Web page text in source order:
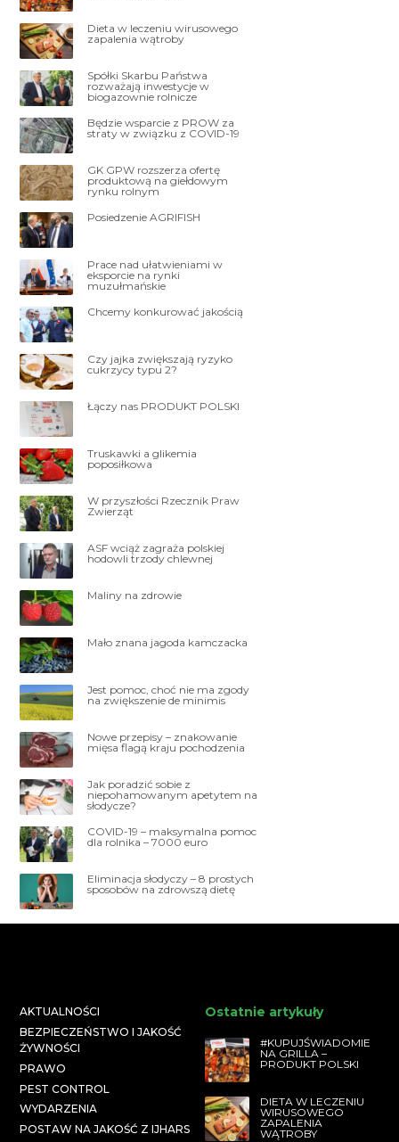
Dieta w leczeniu wirusowego
zapalenia wątroby
Spółki Skarbu Państwa
rozważają inwestycje w
biogazownie rolnicze
Będzie wsparcie z PROW za
straty w związku z COVID-19
GK GPW rozszerza ofertę
produktową na giełdowym
rynku rolnym
Posiedzenie AGRIFISH
Prace nad ułatwieniami w
eksporcie na rynki
muzułmańskie
Chcemy konkurować jakością
Czy jajka zwiększają ryzyko
cukrzycy typu 2?
Łączy nas PRODUKT POLSKI
Truskawki a glikemia
poposiłkowa
W przyszłości Rzecznik Praw
Zwierząt
ASF wciąż zagraża polskiej
hodowli trzody chlewnej
Maliny na zdrowie
Mało znana jagoda kamczacka
Jest pomoc, choć nie ma zgody
na zwiększenie de minimis
Nowe przepisy – znakowanie
mięsa flagą kraju pochodzenia
Jak poradzić sobie z
niepohamowanym apetytem na
słodycze?
COVID-19 – maksymalna pomoc
dla rolnika – 7000 euro
Eliminacja słodyczy – 8 prostych
sposobów na zdrowszą dietę
AKTUALNOŚCI
BEZPIECZEŃSTWO I JAKOŚĆ
ŻYWNOŚCI
PRAWO
PEST CONTROL
WYDARZENIA
POSTAW NA JAKOŚĆ Z IJHARS
Ostatnie artykuły
#KUPUJŚWIADOMIE
NA GRILLA –
PRODUKT POLSKI
DIETA W LECZENIU
WIRUSOWEGO
ZAPALENIA
WĄTROBY